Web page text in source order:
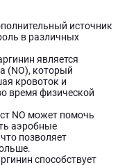
источник
в различных
является
(NO), который
кровоток и
время физической
NO может помочь
аэробные
позволяет
способствует